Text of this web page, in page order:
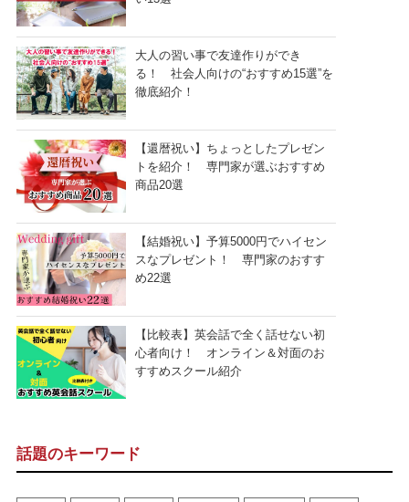
大人の習い事で友達作りができ
る！ 社会人向けの“おすすめ15選”を
徹底紹介！
【還暦祝い】ちょっとしたプレゼン
トを紹介！ 専門家が選ぶおすすめ
商品20選
【結婚祝い】予算5000円でハイセン
スなプレゼント！ 専門家のおすす
め22選
【比較表】英会話で全く話せない初
心者向け！ オンライン＆対面のお
すすめスクール紹介
話題のキーワード